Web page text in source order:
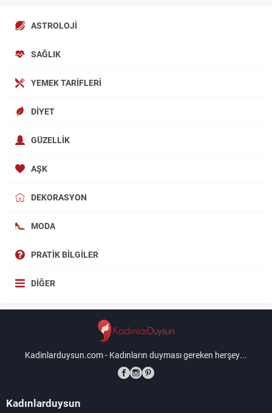
ASTROLOJI
SAĞLIK
YEMEK TARIFLERI
DIYET
GÜZELLIK
AŞK
DEKORASYON
MODA
PRATIK BILGILER
DIĞER
Kadinlarduysun.com - Kadınların duyması gereken herşey...
Kadınlarduysun